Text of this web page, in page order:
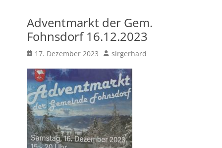
Adventmarkt der Gem.
Fohnsdorf 16.12.2023
Posted
17. Dezember 2023 Author
sirgerhard